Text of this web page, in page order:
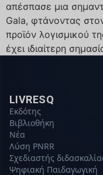
απέσπασε μια
Gala, φτάνοντας
προϊόν λογισμικού
έχει ιδιαίτερη
LIVRESQ
Εκδότης
Βιβλιοθήκη
Νέα
Λύση PNRR
Σχεδιαστής
Ψηφιακή Παιδαγωγική